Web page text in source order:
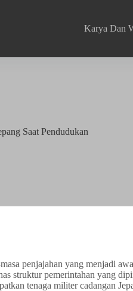
Karya Dan
Saat Pendudukan
penjajahan yang menjadi
struktur pemerintahan yang
tenaga militer cadangan